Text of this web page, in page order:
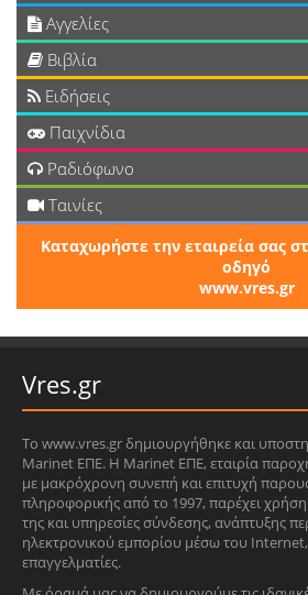
Αγγελίες
Βιβλία
Ειδήσεις
Παιχνίδια
Ραδιόφωνο
Ταινίες
Καταχωρήστε την εταιρεία σας
οδηγό
www.vres.gr
Vres.gr
Το www.vres.gr δημιουργήθηκε και
Marinet ΕΠΕ. Η Marinet ΕΠΕ, εταιρία
με μακρόχρονη συνεπή και επιτυχή
πληροφορικής από το 1997, παρέχει
της και υπηρεσίες σύνδεσης, ανάπτυξης
ηλεκτρονικού εμπορίου μέσω του Internet,
επαγγελματίες.